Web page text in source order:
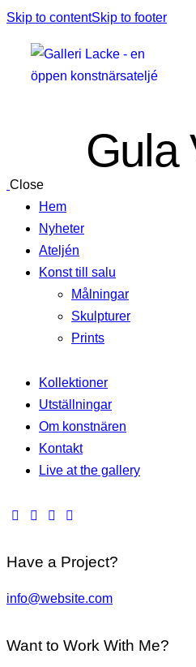
Skip to contentSkip to footer
Gula
Close
Hem
Nyheter
Ateljén
Konst till salu
Målningar
Skulpturer
Prints
Kollektioner
Utställningar
Om konstnären
Kontakt
Live at the gallery
Have a Project?
info@website.com
Want to Work With Me?